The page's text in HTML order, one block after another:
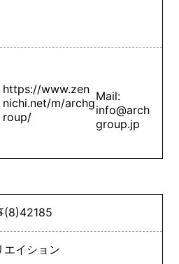
https://www.zen
nichi.net/m/archg
roup/
Mail:
info@arch
group.jp
(8)42185
イション